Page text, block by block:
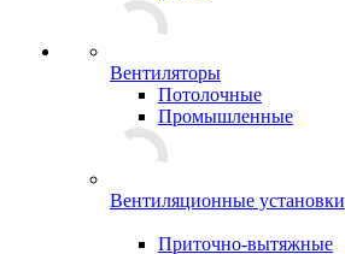
Вентиляторы
Потолочные
Промышленные
Вентиляционные установки
Приточно-вытяжные